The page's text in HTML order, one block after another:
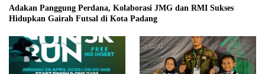
Adakan Panggung Perdana, Kolaborasi JMG dan RMI Sukses
Hidupkan Gairah Futsal di Kota Padang